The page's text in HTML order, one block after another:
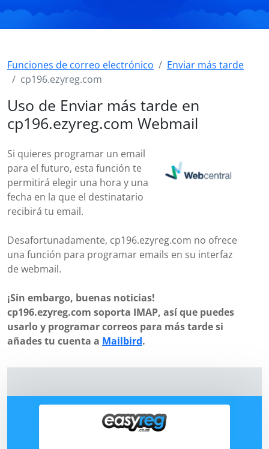
Funciones de correo electrónico
Enviar más tarde
cp196.ezyreg.com
Uso de Enviar más tarde en
cp196.ezyreg.com Webmail
Si quieres programar un email
para el futuro, esta función te
permitirá elegir una hora y una
fecha en la que el destinatario
recibirá tu email.
Desafortunadamente, cp196.ezyreg.com no ofrece
una función para programar emails en su interfaz
de webmail.
¡Sin embargo, buenas noticias!
cp196.ezyreg.com soporta IMAP, así que puedes
usarlo y programar correos para más tarde si
añades tu cuenta a Mailbird.